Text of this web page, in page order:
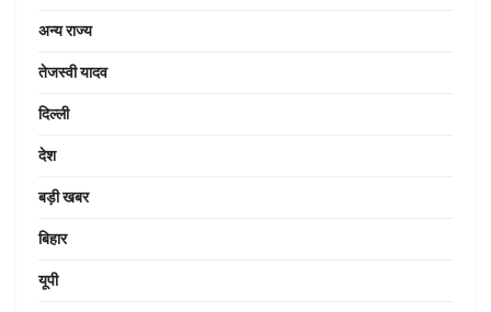
अन्य राज्य
तेजस्वी यादव
दिल्ली
देश
बड़ी खबर
बिहार
यूपी